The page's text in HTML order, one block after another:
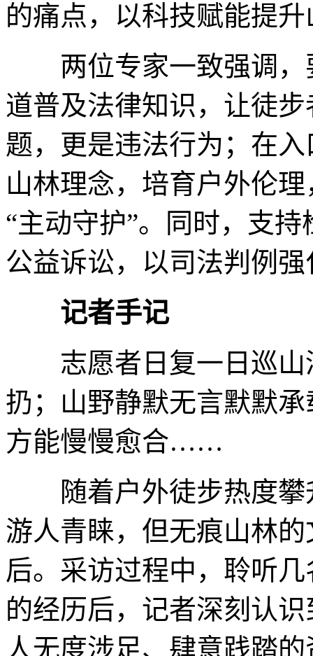
的痛点，以科技赋能提
两位专家一致强调，
道普及法律知识，让徒
题，更是违法行为；在
山林理念，培育户外伦
“主动守护”。同时，支
公益诉讼，以司法判例
记者手记
志愿者日复一日巡山
扔；山野静默无言默默
方能慢慢愈合……
随着户外徒步热度攀
游人青睐，但无痕山林
后。采访过程中，聆听
的经历后，记者深刻认
人无度涉足、肆意践踏